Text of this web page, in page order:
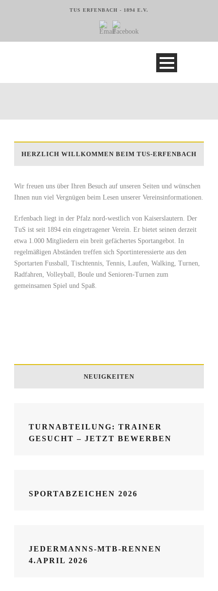
TUS ERFENBACH - 1894 E.V.
HERZLICH WILLKOMMEN BEIM TUS-ERFENBACH
Wir freuen uns über Ihren Besuch auf unseren Seiten und wünschen
Ihnen nun viel Vergnügen beim Lesen unserer Vereinsinformationen.
Erfenbach liegt in der Pfalz nord-westlich von Kaiserslautern. Der
TuS ist seit 1894 ein eingetragener Verein. Er bietet seinen derzeit
etwa 1.000 Mitgliedern ein breit gefächertes Sportangebot. In
regelmäßigen Abständen treffen sich Sportinteressierte aus den
Sportarten Fussball, Tischtennis, Tennis, Laufen, Walking, Turnen,
Radfahren, Volleyball, Boule und Senioren-Turnen zum
gemeinsamen Spiel und Spaß.
NEUIGKEITEN
TURNABTEILUNG: TRAINER
GESUCHT – JETZT BEWERBEN
SPORTABZEICHEN 2026
JEDERMANNS-MTB-RENNEN
4.APRIL 2026